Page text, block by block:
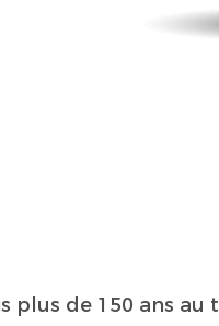
de 150 ans au